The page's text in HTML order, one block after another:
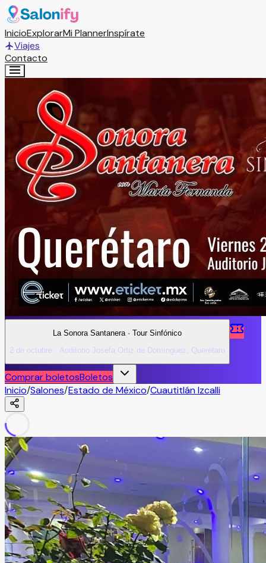
InicioExplorarMi PlannerInspírate
Viajes
Contacto
La Sonora Santanera · Tour Sinfónico
2 de octubre · Auditorio Josefa Ortiz de Domínguez, Querétaro
Comprar boletosBoletos
Inicio/Salones/Estado de México/Cuautitlán Izcalli